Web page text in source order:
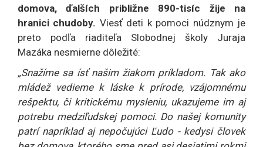
domova, ďalších približne 890-tisíc žije na
hranici chudoby. Viesť deti k pomoci núdznym je
preto podľa riaditeľa Slobodnej školy Juraja
Mazáka nesmierne dôležité:
„Snažíme sa ísť našim žiakom príkladom. Tak ako
mládež vedieme k láske k prírode, vzájomnému
rešpektu, či kritickému mysleniu, ukazujeme im aj
potrebu medziľudskej pomoci. Do našej komunity
patrí napríklad aj nepočujúci Ľudo - kedysi človek